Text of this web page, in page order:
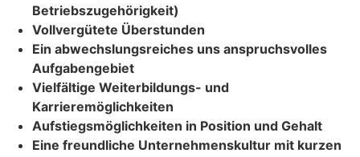
Betriebszugehörigkeit)
Vollvergütete Überstunden
Ein abwechslungsreiches uns anspruchsvolles
Aufgabengebiet
Vielfältige Weiterbildungs- und
Karrieremöglichkeiten
Aufstiegsmöglichkeiten in Position und Gehalt
Eine freundliche Unternehmenskultur mit kurzen